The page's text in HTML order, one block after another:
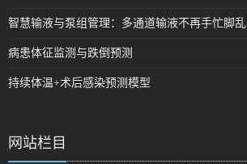
智慧输液与泵组管理：多通道输液不再手忙脚乱
病患体征监测与跌倒预测
持续体温+术后感染预测模型
网站栏目